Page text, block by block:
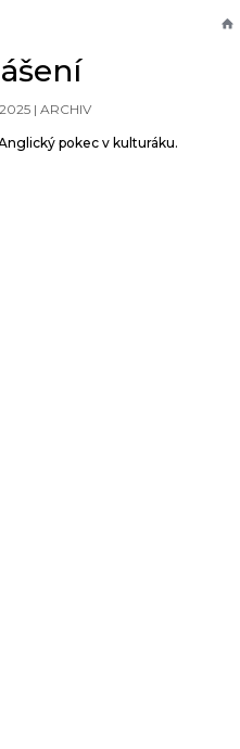
| ARCHIV
pokec v kulturáku.